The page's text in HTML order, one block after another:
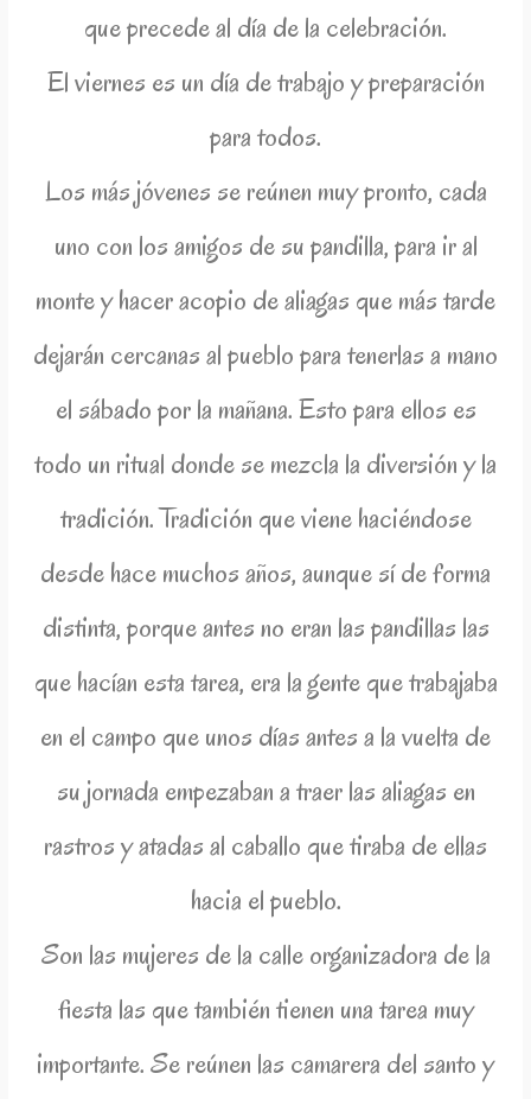
que precede al día de la celebración.
El viernes es un día de trabajo y preparación
para todos.
Los más jóvenes se reúnen muy pronto, cada
uno con los amigos de su pandilla, para ir al
monte y hacer acopio de aliagas que más tarde
dejarán cercanas al pueblo para tenerlas a mano
el sábado por la mañana. Esto para ellos es
todo un ritual donde se mezcla la diversión y la
tradición. Tradición que viene haciéndose
desde hace muchos años, aunque sí de forma
distinta, porque antes no eran las pandillas las
que hacían esta tarea, era la gente que trabajaba
en el campo que unos días antes a la vuelta de
su jornada empezaban a traer las aliagas en
rastros y atadas al caballo que tiraba de ellas
hacia el pueblo.
Son las mujeres de la calle organizadora de la
fiesta las que también tienen una tarea muy
importante. Se reúnen las camarera del santo y